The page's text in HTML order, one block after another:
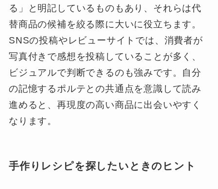
る」と明記しているものもあり、それらは代
替商品の候補を絞る際に大いに役立ちます。
SNSの投稿やレビューサイトでは、消費者が
写真付きで感想を投稿していることが多く、
ビジュアルで判断できるのも強みです。自分
の記憶するポルテとの共通点を意識して読み
進めると、再現度の高い商品に出会いやすく
なります。
手作りレシピを探したいときのヒント